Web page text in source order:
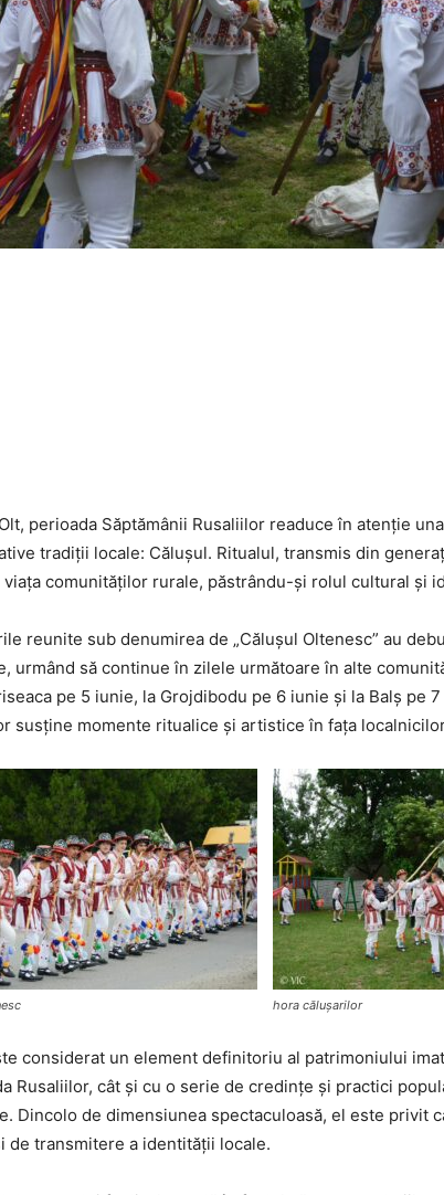
perioada Săptămânii Rusaliilor readuce în atenție
tradiții locale: Călușul. Ritualul, transmis din
comunităților rurale, păstrându-și rolul cultural și
reunite sub denumirea de „Călușul Oltenesc” au
urmând să continue în zilele următoare în alte
pe 5 iunie, la Grojdibodu pe 6 iunie și la Balș pe
susține momente ritualice și artistice în fața
hora călușarilor
considerat un element definitoriu al patrimoniului
Rusaliilor, cât și cu o serie de credințe și practici
Dincolo de dimensiunea spectaculoasă, el este privit
de transmitere a identității locale.